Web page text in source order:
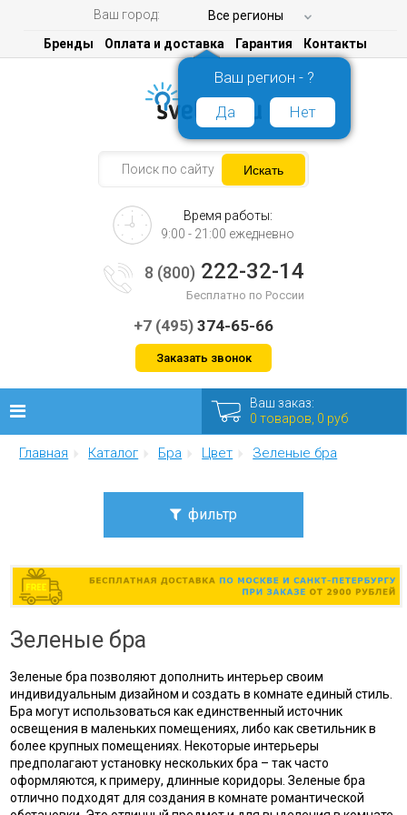
Ваш город: Все регионы
Ваш регион - ?
Да
Нет
Бренды Оплата и доставка Гарантия Контакты
Время работы:
9:00 - 21:00 ежедневно
8 (800) 222-32-14
Бесплатно по России
+7 (495) 374-65-66
Заказать звонок
Люстры
Уличные
Распродажа
Еще
Мебель
Ваш заказ:
0 товаров, 0 руб
Главная Каталог Бра Цвет Зеленые бра
фильтр
от
до
Стиль
американский винтаж
классика
модерн
ретро
современный
флористика
Зеленые бра
Зеленые бра позволяют дополнить интерьер своим
индивидуальным дизайном и создать в комнате единый стиль.
Бра могут использоваться как единственный источник
освещения в маленьких помещениях, либо как светильник в
более крупных помещениях. Некоторые интерьеры
предполагают установку нескольких бра – так часто
оформляются, к примеру, длинные коридоры. Зеленые бра
отлично подходят для создания в комнате романтической